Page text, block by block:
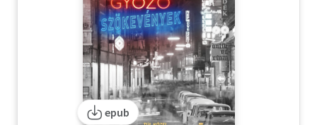
Szótár, nyelvkönyv
Tankönyv, segédkönyv
Társadalomtudományepub